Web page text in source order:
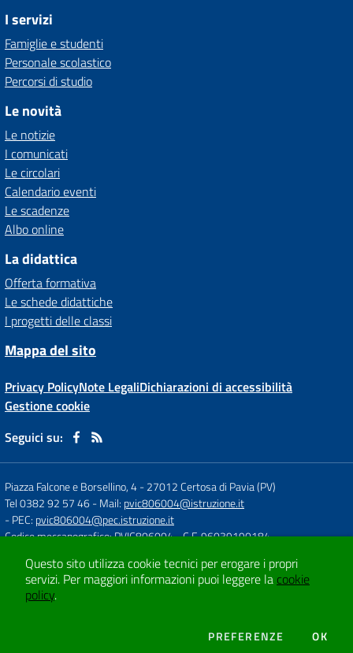
I servizi
Famiglie e studenti
Personale scolastico
Percorsi di studio
Le novità
Le notizie
I comunicati
Le circolari
Calendario eventi
Le scadenze
Albo online
La didattica
Offerta formativa
Le schede didattiche
I progetti delle classi
Mappa del sito
Privacy PolicyNote LegaliDichiarazioni di accessibilità
Gestione cookie
Seguici su:
Piazza Falcone e Borsellino, 4-27012 Certosa di Pavia (PV)
Tel 0382 92 57 46- Mail: pvic806004@istruzione.it
- PEC: pvic806004@pec.istruzione.it
Codice meccanografico: PVIC806004- C.F. 96039190184
Concept & Design by
Designers Italia
Questo sito utilizza cookie tecnici per erogare i propri
servizi. Per maggiori informazioni puoi leggere la cookie
policy.
PREFERENZE DEI COOKIE
OK